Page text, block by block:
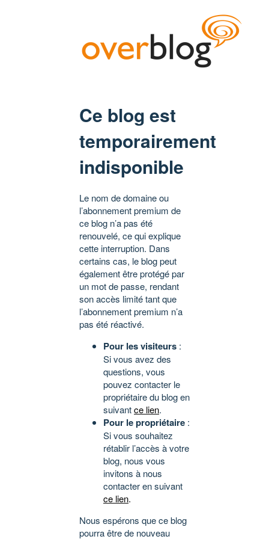
Ce blog est
temporairement
indisponible
Le nom de domaine ou
l’abonnement premium de
ce blog n’a pas été
renouvelé, ce qui explique
cette interruption. Dans
certains cas, le blog peut
également être protégé par
un mot de passe, rendant
son accès limité tant que
l’abonnement premium n’a
pas été réactivé.
Pour les visiteurs :
Si vous avez des
questions, vous
pouvez contacter le
propriétaire du blog en
suivantce lien.
Pour le propriétaire :
Si vous souhaitez
rétablir l’accès à votre
blog, nous vous
invitons à nous
contacter en suivant
ce lien.
Nous espérons que ce blog
pourra être de nouveau